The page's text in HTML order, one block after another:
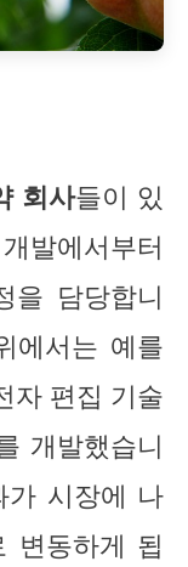
회사들이 있
발에서부터
을 담당합니
에서는 예를
자 편집 기술
개발했습니
가 시장에 나
변동하게 됩